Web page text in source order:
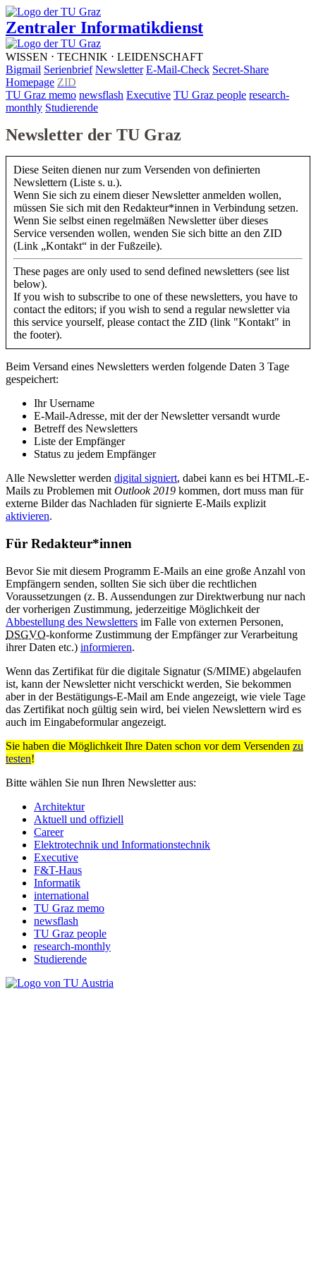
Zentraler Informatikdienst
WISSEN ⋅ TECHNIK ⋅ LEIDENSCHAFT
Bigmail Serienbrief Newsletter E-Mail-Check Secret-Share
Homepage ZID
TU Graz memo newsflash Executive TU Graz people research-
monthly Studierende
Newsletter der TU Graz
Diese Seiten dienen nur zum Versenden von definierten
Newslettern (Liste s. u.).
Wenn Sie sich zu einem dieser Newsletter anmelden wollen,
müssen Sie sich mit den Redakteur*innen in Verbindung setzen.
Wenn Sie selbst einen regelmäßen Newsletter über dieses
Service versenden wollen, wenden Sie sich bitte an den ZID
(Link „Kontakt“ in der Fußzeile).
These pages are only used to send defined newsletters (see list
below).
If you wish to subscribe to one of these newsletters, you have to
contact the editors; if you wish to send a regular newsletter via
this service yourself, please contact the ZID (link "Kontakt" in
the footer).
Beim Versand eines Newsletters werden folgende Daten 3 Tage
gespeichert:
Ihr Username
E-Mail-Adresse, mit der der Newsletter versandt wurde
Betreff des Newsletters
Liste der Empfänger
Status zu jedem Empfänger
Alle Newsletter werden digital signiert, dabei kann es bei HTML-E-
Mails zu Problemen mit Outlook 2019 kommen, dort muss man für
externe Bilder das Nachladen für signierte E-Mails explizit
aktivieren.
Für Redakteur*innen
Bevor Sie mit diesem Programm E-Mails an eine große Anzahl von
Empfängern senden, sollten Sie sich über die rechtlichen
Voraussetzungen (z. B. Aussendungen zur Direktwerbung nur nach
der vorherigen Zustimmung, jederzeitige Möglichkeit der
Abbestellung des Newsletters im Falle von externen Personen,
DSGVO-konforme Zustimmung der Empfänger zur Verarbeitung
ihrer Daten etc.) informieren.
Wenn das Zertifikat für die digitale Signatur (S/MIME) abgelaufen
ist, kann der Newsletter nicht verschickt werden, Sie bekommen
aber in der Bestätigungs-E-Mail am Ende angezeigt, wie viele Tage
das Zertifikat noch gültig sein wird, bei vielen Newslettern wird es
auch im Eingabeformular angezeigt.
Sie haben die Möglichkeit Ihre Daten schon vor dem Versenden zu
testen!
Bitte wählen Sie nun Ihren Newsletter aus:
Architektur
Aktuell und offiziell
Career
Elektrotechnik und Informationstechnik
Executive
F&T-Haus
Informatik
international
TU Graz memo
newsflash
TU Graz people
research-monthly
Studierende